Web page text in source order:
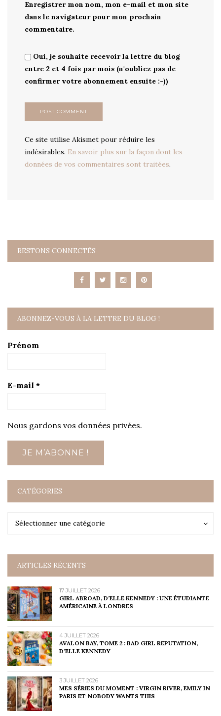
Enregistrer mon nom, mon e-mail et mon site
dans le navigateur pour mon prochain
commentaire.
Oui, je souhaite recevoir la lettre du blog
entre 2 et 4 fois par mois (n'oubliez pas de
confirmer votre abonnement ensuite :-))
Ce site utilise Akismet pour réduire les
indésirables. En savoir plus sur la façon dont les
données de vos commentaires sont traitées.
RESTONS CONNECTÉS
ABONNEZ-VOUS À LA LETTRE DU BLOG !
Prénom
E-mail *
Nous gardons vos données privées.
CATÉGORIES
Sélectionner une catégorie
Catégories
ARTICLES RÉCENTS
17 JUILLET 2026
GIRL ABROAD, D’ELLE KENNEDY : UNE ÉTUDIANTE
AMÉRICAINE À LONDRES
4 JUILLET 2026
AVALON BAY, TOME 2 : BAD GIRL REPUTATION,
D’ELLE KENNEDY
3 JUILLET 2026
MES SÉRIES DU MOMENT : VIRGIN RIVER, EMILY IN
PARIS ET NOBODY WANTS THIS